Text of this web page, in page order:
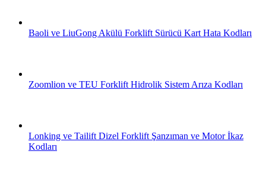
Baoli ve LiuGong Akülü Forklift Sürücü Kart Hata Kodları
Zoomlion ve TEU Forklift Hidrolik Sistem Arıza Kodları
Lonking ve Tailift Dizel Forklift Şanzıman ve Motor İkaz
Kodları